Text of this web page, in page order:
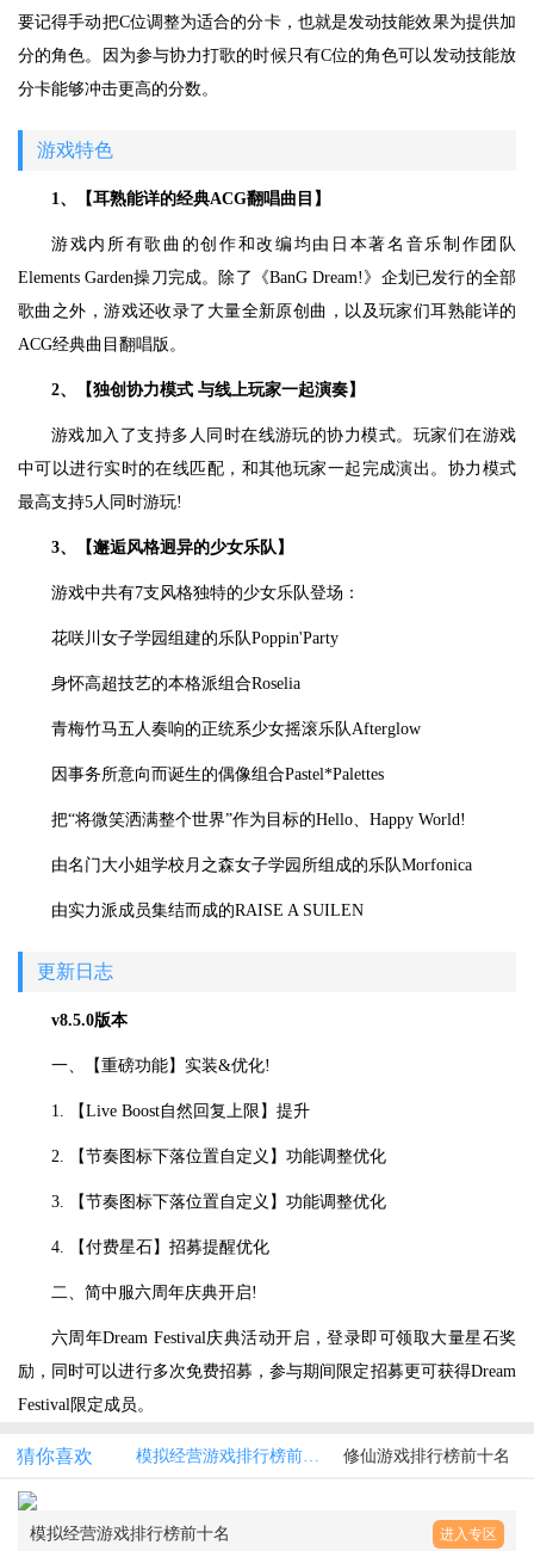
要记得手动把C位调整为适合的分卡，也就是发动技能效果为提供加
分的角色。因为参与协力打歌的时候只有C位的角色可以发动技能放
分卡能够冲击更高的分数。
游戏特色
1、【耳熟能详的经典ACG翻唱曲目】
游戏内所有歌曲的创作和改编均由日本著名音乐制作团队
Elements Garden操刀完成。除了《BanG Dream!》企划已发行的全部
歌曲之外，游戏还收录了大量全新原创曲，以及玩家们耳熟能详的
ACG经典曲目翻唱版。
2、【独创协力模式 与线上玩家一起演奏】
游戏加入了支持多人同时在线游玩的协力模式。玩家们在游戏
中可以进行实时的在线匹配，和其他玩家一起完成演出。协力模式
最高支持5人同时游玩!
3、【邂逅风格迥异的少女乐队】
游戏中共有7支风格独特的少女乐队登场：
花咲川女子学园组建的乐队Poppin'Party
身怀高超技艺的本格派组合Roselia
青梅竹马五人奏响的正统系少女摇滚乐队Afterglow
因事务所意向而诞生的偶像组合Pastel*Palettes
把“将微笑洒满整个世界”作为目标的Hello、Happy World!
由名门大小姐学校月之森女子学园所组成的乐队Morfonica
由实力派成员集结而成的RAISE A SUILEN
更新日志
v8.5.0版本
一、【重磅功能】实装&优化!
1. 【Live Boost自然回复上限】提升
2. 【节奏图标下落位置自定义】功能调整优化
3. 【节奏图标下落位置自定义】功能调整优化
4. 【付费星石】招募提醒优化
二、简中服六周年庆典开启!
六周年Dream Festival庆典活动开启，登录即可领取大量星石奖
励，同时可以进行多次免费招募，参与期间限定招募更可获得Dream
Festival限定成员。
猜你喜欢 模拟经营游戏排行榜前十名 修仙游戏排行榜前十名
模拟经营游戏排行榜前十名 进入专区